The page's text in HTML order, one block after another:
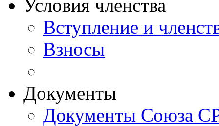
Условия членства
Вступление и
Взносы
Документы
Документы Союза